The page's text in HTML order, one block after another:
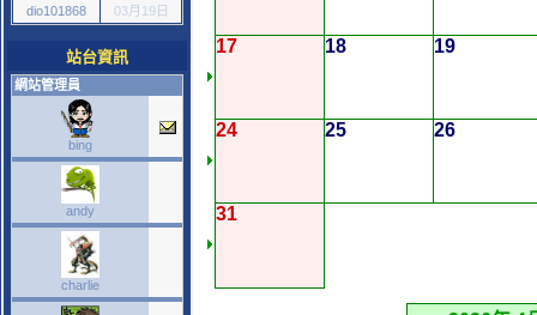
dio101868
03月19日
站台資訊
網站管理員
bing
andy
charlie
17 18 19
24 25 26
31